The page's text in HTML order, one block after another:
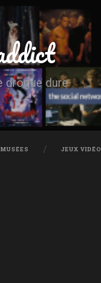
drogue dure
JEUX VIDÉO